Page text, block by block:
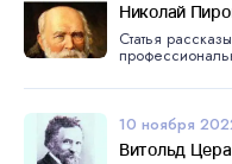
Николай
Статья
10 ноября
Витольд